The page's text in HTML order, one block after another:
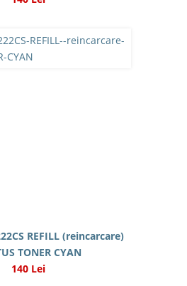
REFILL (reincarcare)
TONER CYAN
140 Lei